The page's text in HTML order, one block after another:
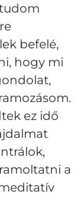
befelé,
hogy mi
ez idő
a